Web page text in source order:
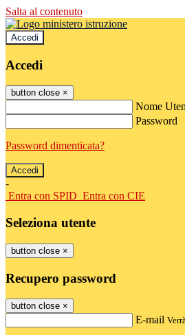
Salta al contenuto
Accedi
Accedi
button close ×
Nome
Password
Password dimenticata?
-
Entra con SPID Entra con CIE
Seleziona utente
button close ×
Recupero password
button close ×
E-mail